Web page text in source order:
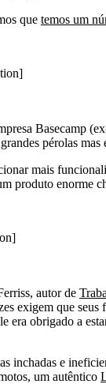
que temos um
Basecamp
pérolas
mais
produto enorme
autor de
exigem que
obrigado a
inchadas e
um autêntico